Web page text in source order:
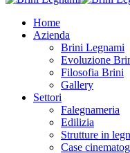
Home
Azienda
Brini Legnami
Evoluzione
Filosofia Brini
Gallery
Settori
Falegnameria
Edilizia
Strutture in
Case